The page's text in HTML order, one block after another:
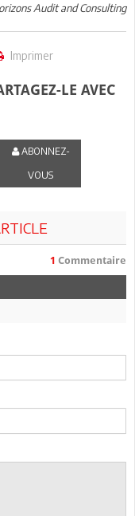
Audit and Consulting
Imprimer
LE AVEC
ABONNEZ-
VOUS
1 Commentaire